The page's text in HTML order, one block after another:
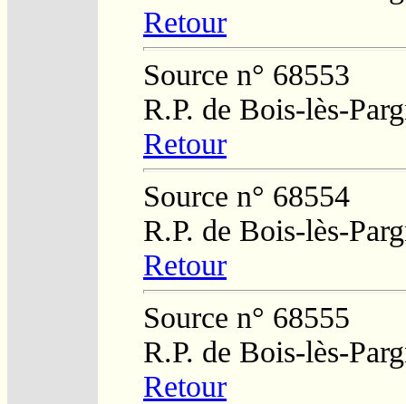
Retour
Source n° 68553
R.P. de Bois-lès-
Retour
Source n° 68554
R.P. de Bois-lès-
Retour
Source n° 68555
R.P. de Bois-lès-
Retour